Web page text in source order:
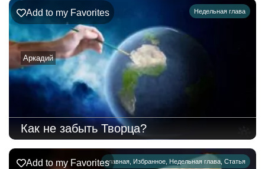
Недельная глава
Аркадий
Add to my Favorites
Как не забыть Творца?
главная, Избранное, Недельная глава, Статья
Add to my Favorites